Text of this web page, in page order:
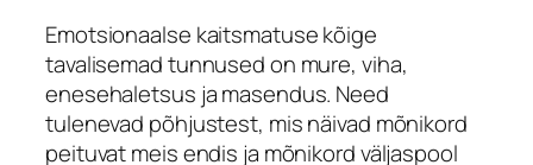
Emotsionaalse kaitsmatuse kõige
tavalisemad tunnused on mure, viha,
enesehaletsus ja masendus. Need
tulenevad põhjustest, mis näivad mõnikord
peituvat meis endis ja mõnikord väljaspool